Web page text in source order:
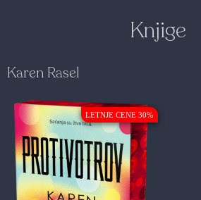
Knjige
Karen Rasel
LETNJE CENE 30%